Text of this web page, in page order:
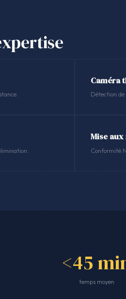
Caméra
Détection de
Mise
Conformité
<45
temps moyen